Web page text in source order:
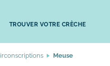
TROUVER VOTRE CRÈCHE
Meuse